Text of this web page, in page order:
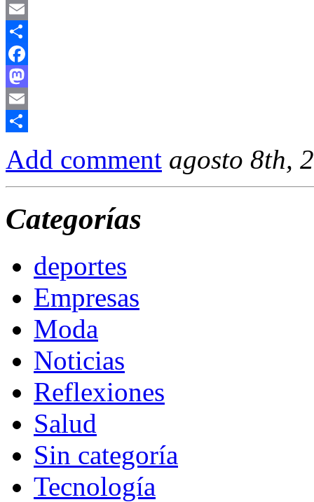
Mastodon
Email
Compartir
Facebook
Mastodon
Email
Add comment agosto 8th,
Categorías
deportes
Empresas
Moda
Noticias
Reflexiones
Salud
Sin categoría
Tecnología